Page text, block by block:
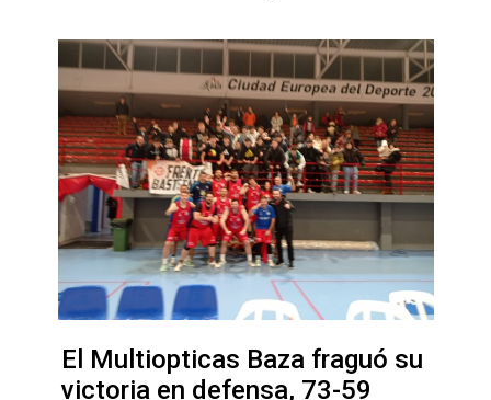
El Multiopticas Baza fraguó su
victoria en defensa, 73-59